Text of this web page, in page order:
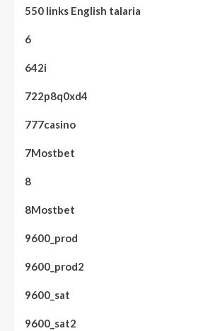
550 links English talaria
6
642i
722p8q0xd4
777casino
7Mostbet
8
8Mostbet
9600_prod
9600_prod2
9600_sat
9600_sat2